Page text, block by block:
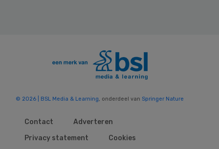
© 2026 | BSL Media & Learning, onderdeel van Springer Nature
Contact
Adverteren
Privacy statement
Cookies